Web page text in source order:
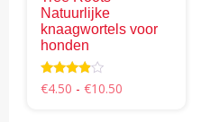
de
productpagina
Natuurlijke
knaagwortels voor
honden
Waardering
3.67
€4.50 - €10.50